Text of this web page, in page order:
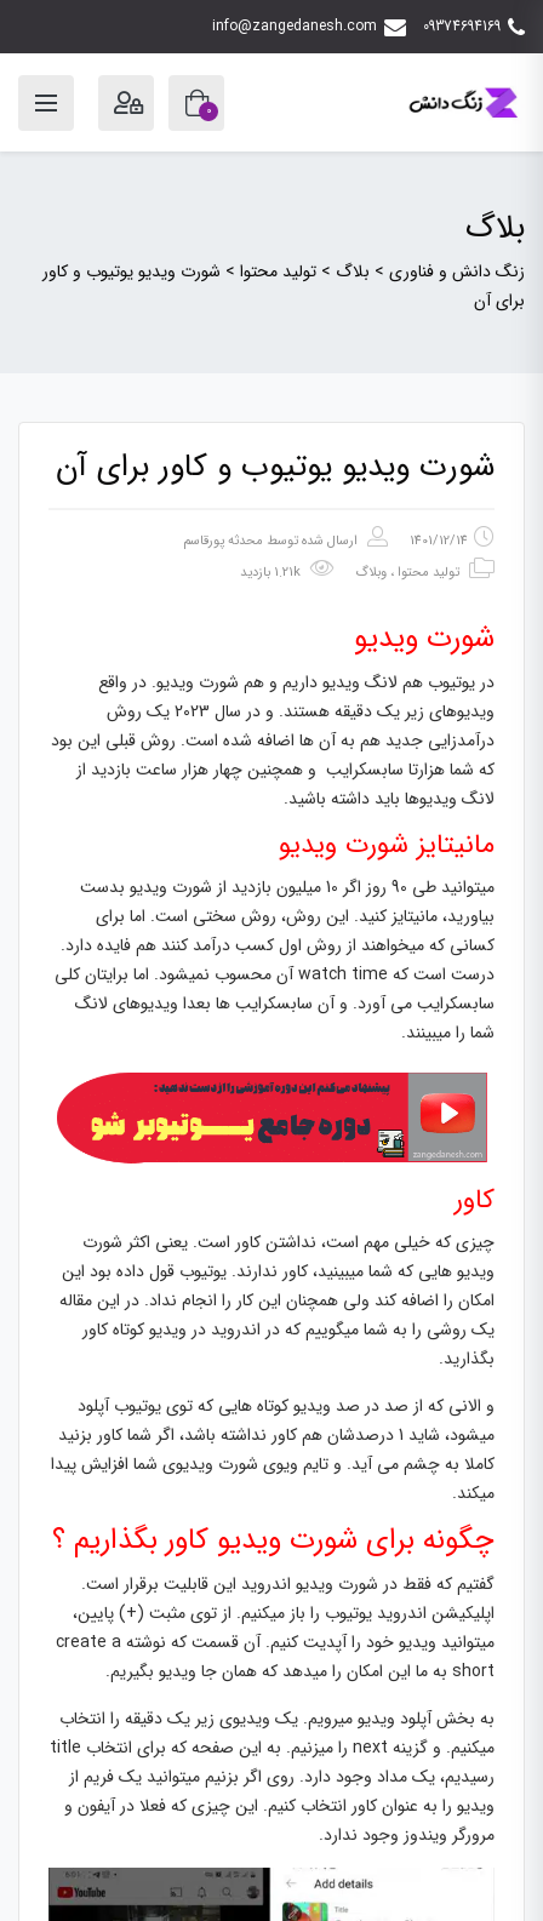
09374694169
info@zangedanesh.com
0
بلاگ
زنگ دانش و فناوری > بلاگ > تولید محتوا > شورت ویدیو یوتیوب و کاور
برای آن
شورت ویدیو یوتیوب و کاور برای آن
1401/12/14 ارسال شده توسط محدثه پورقاسم
تولید محتوا ، وبلاگ
شورت ویدیو
در یوتیوب هم لانگ ویدیو داریم و هم شورت ویدیو. در واقع
ویدیوهای زیر یک دقیقه هستند. و در سال 2023 یک روش
درآمدزایی جدید هم به آن ها اضافه شده است. روش قبلی این بود
که شما هزارتا سابسکرایب و همچنین چهار هزار ساعت بازدید از
لانگ ویدیوها باید داشته باشید.
مانیتایز شورت ویدیو
میتوانید طی 90 روز اگر 10 میلیون بازدید از شورت ویدیو بدست
بیاورید، مانیتایز کنید. این روش، روش سختی است. اما برای
کسانی که میخواهند از روش اول کسب درآمد کنند هم فایده دارد.
درست است که watch time آن محسوب نمیشود. اما برایتان کلی
سابسکرایب می آورد. و آن سابسکرایب ها بعدا ویدیوهای لانگ
شما را میبینند.
کاور
چیزی که خیلی مهم است، نداشتن کاور است. یعنی اکثر شورت
ویدیو هایی که شما میبینید، کاور ندارند. یوتیوب قول داده بود این
امکان را اضافه کند ولی همچنان این کار را انجام نداد. در این مقاله
یک روشی را به شما میگوییم که در اندروید در ویدیو کوتاه کاور
بگذارید.
و الانی که از صد در صد ویدیو کوتاه هایی که توی یوتیوب آپلود
میشود، شاید 1 درصدشان هم کاور نداشته باشد، اگر شما کاور بزنید
کاملا به چشم می آید. و تایم ویوی شورت ویدیوی شما افزایش پیدا
میکند.
چگونه برای شورت ویدیو کاور بگذاریم ؟
گفتیم که فقط در شورت ویدیو اندروید این قابلیت برقرار است.
اپلیکیشن اندروید یوتیوب را باز میکنیم. از توی مثبت (+) پایین،
میتوانید ویدیو خود را آپدیت کنیم. آن قسمت که نوشته create a
short به ما این امکان را میدهد که همان جا ویدیو بگیریم.
به بخش آپلود ویدیو میرویم. یک ویدیوی زیر یک دقیقه را انتخاب
میکنیم. و گزینه next را میزنیم. به این صفحه که برای انتخاب title
رسیدیم، یک مداد وجود دارد. روی اگر بزنیم میتوانید یک فریم از
ویدیو را به عنوان کاور انتخاب کنیم. این چیزی که فعلا در آیفون و
مرورگر ویندوز وجود ندارد.